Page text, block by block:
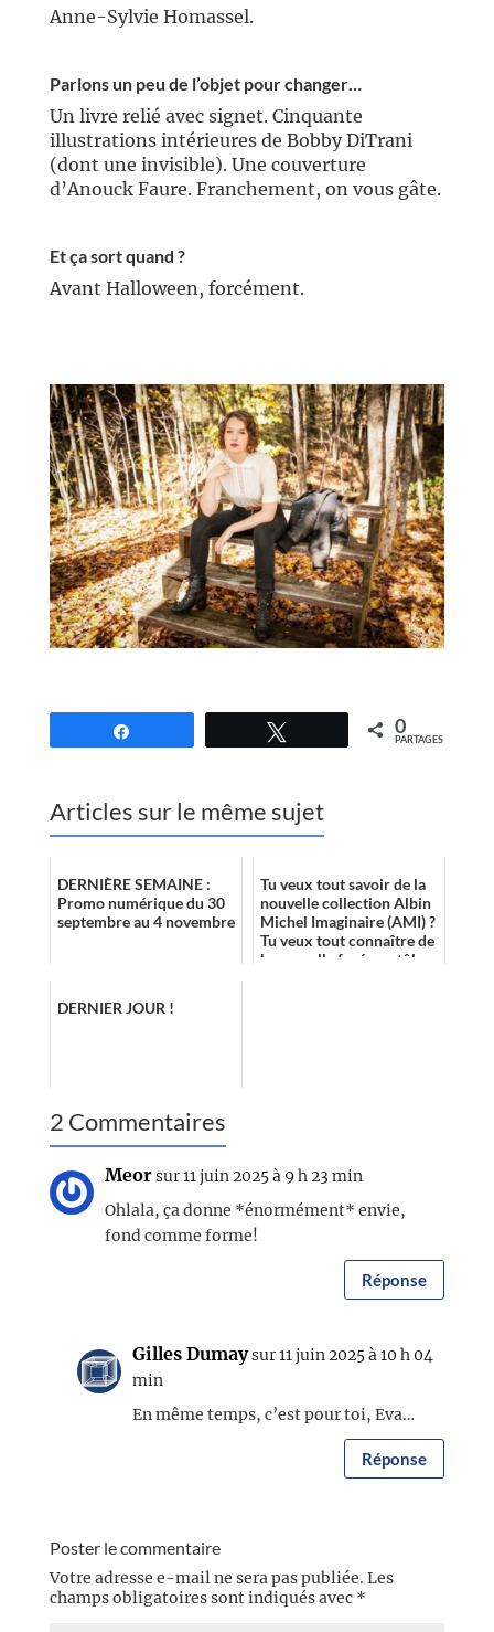
Anne-Sylvie Homassel.
Parlons un peu de l’objet pour changer…
Un livre relié avec signet. Cinquante
illustrations intérieures de Bobby DiTrani
(dont une invisible). Une couverture
d’Anouck Faure. Franchement, on vous gâte.
Et ça sort quand ?
Avant Halloween, forcément.
0
PARTAGES
Articles sur le même sujet
DERNIÈRE SEMAINE :
Promo numérique du 30
septembre au 4 novembre
Tu veux tout savoir de la
nouvelle collection Albin
Michel Imaginaire (AMI) ?
Tu veux tout connaître de
la nouvelle fusée en tôle
DERNIER JOUR !
2 Commentaires
Meorsur 11 juin 2025 à 9 h 23 min
Ohlala, ça donne *énormément* envie,
fond comme forme!
Réponse
Gilles Dumaysur 11 juin 2025 à 10 h 04
min
En même temps, c’est pour toi, Eva…
Réponse
Poster le commentaire
Votre adresse e-mail ne sera pas publiée. Les
champs obligatoires sont indiqués avec *